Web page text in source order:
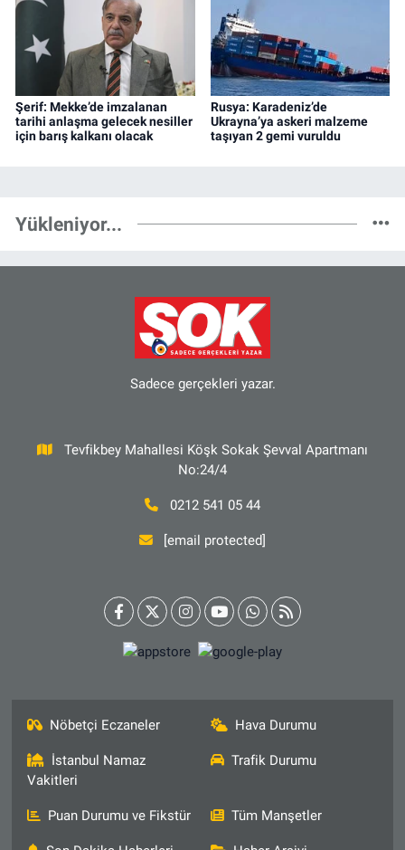
Şerif: Mekke’de imzalanan
tarihi anlaşma gelecek nesiller
için barış kalkanı olacak
Rusya: Karadeniz’de
Ukrayna’ya askeri malzeme
taşıyan 2 gemi vuruldu
Yükleniyor...
Sadece gerçekleri yazar.
Tevfikbey Mahallesi Köşk Sokak Şevval Apartmanı
No:24/4
0212 541 05 44
[email protected]
Nöbetçi Eczaneler Hava Durumu
İstanbul Namaz
Vakitleri
Trafik Durumu
Puan Durumu ve Fikstür Tüm Manşetler